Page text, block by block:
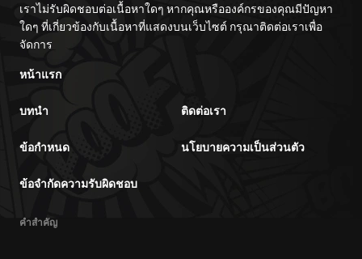
เราไม่รับผิดชอบต่อเนื้อหาใดๆ หากคุณหรือองค์กรของคุณมีปัญหา
ใดๆ ที่เกี่ยวข้องกับเนื้อหาที่แสดงบนเว็บไซต์ กรุณาติดต่อเราเพื่อ
จัดการ
หน้าแรก
บทนำ ติดต่อเรา
ข้อกำหนด นโยบายความเป็นส่วนตัว
ข้อจำกัดความรับผิดชอบ
คำสำคัญ